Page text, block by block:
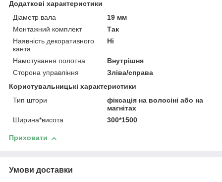
Додаткові характеристики
Діаметр вала
19 мм
Монтажний комплект
Так
Наявність декоративного
канта
Ні
Намотування полотна
Внутрішня
Сторона управління
Зліва/справа
Користувальницькі характеристики
Тип штори
фіксація на волосіні або на
магнітах
Ширина*висота
300*1500
Приховати
Умови доставки